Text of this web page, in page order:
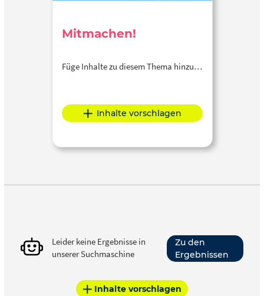
Mitmachen!
Füge Inhalte zu diesem Thema hinzu…
Inhalte vorschlagen
Leider keine Ergebnisse in
unserer Suchmaschine
Zu den
Ergebnissen
Inhalte vorschlagen